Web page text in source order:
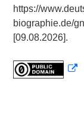
https://
biographie.de/
[09.08.2026].